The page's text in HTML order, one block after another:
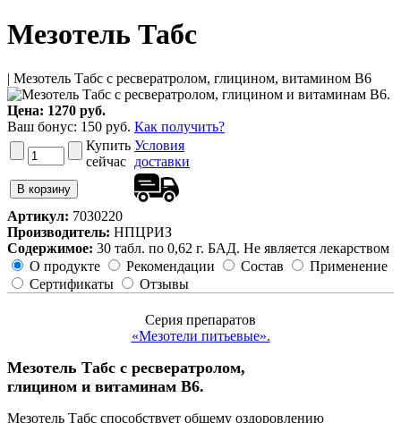
Мезотель Табс
| Мезотель Табс с ресвератролом, глицином, витамином B6
Цена: 1270 руб.
Ваш бонус: 150 руб. Как получить?
Купить
сейчас
Условия
доставки
Артикул: 7030220
Производитель: НПЦРИЗ
Содержимое: 30 табл. по 0,62 г. БАД. Не является лекарством
О продукте
Рекомендации Состав
Применение
Сертификаты
Отзывы
Серия препаратов
«Мезотели питьевые».
Мезотель Табс с ресвератролом,
глицином и витаминам В6.
Мезотель Табс способствует общему оздоровлению